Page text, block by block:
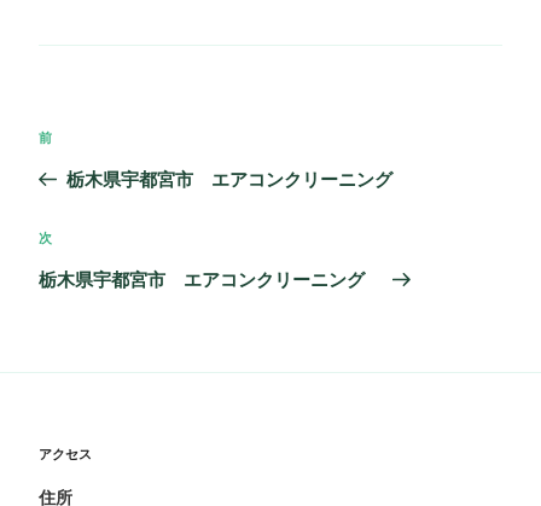
ゴ
稿
ナ
ゲ
ー
過
稿
前
栃木県宇都宮市 エアコンクリーニング
次
投
次
栃木県宇都宮市 エアコンクリーニング
アクセス
住所